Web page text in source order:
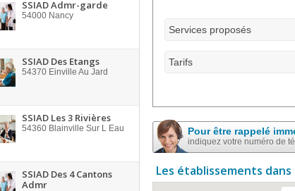
SSIAD Admr-garde
54000 Nancy
SSIAD Des Etangs
54370 Einville Au Jard
SSIAD Les 3 Rivières
54360 Blainville Sur L Eau
SSIAD Des 4 Cantons
Admr
Services proposés
Tarifs
Pour être rappelé
indiquez votre numéro de
Les établissements